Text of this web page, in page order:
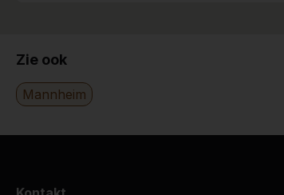
Zie ook
Mannheim